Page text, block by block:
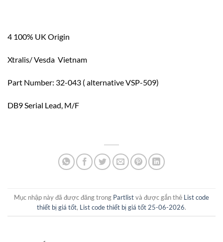
4 100% UK Origin
Xtralis/ Vesda Vietnam
Part Number: 32-043 ( alternative VSP-509)
DB9 Serial Lead, M/F
Mục nhập này đã được đăng trong Partlistvà được gắn thẻ List code
thiết bị giá tốt, List code thiết bị giá tốt 25-06-2026.